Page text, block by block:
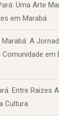
Uma Arte
em Marabá
A
em
Entre Raízes
Cultura